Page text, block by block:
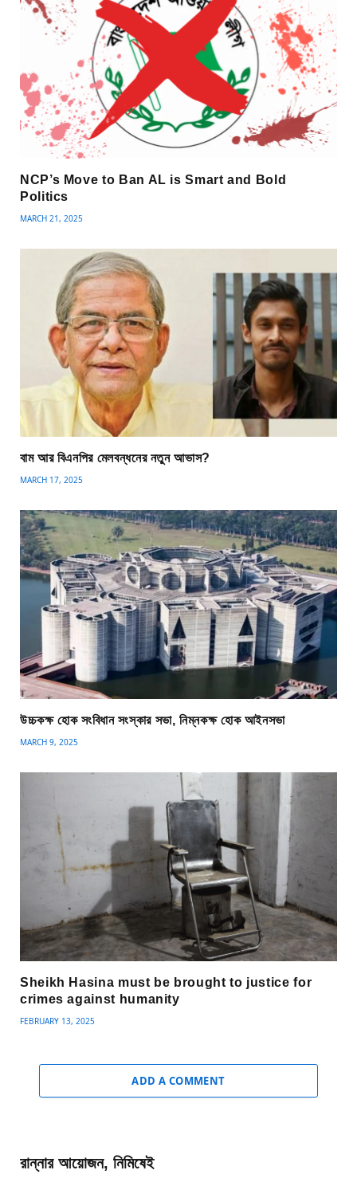
NCP’s Move to Ban AL is Smart and Bold
Politics
MARCH 21, 2025
বাম আর বিএনপির মেলবন্ধনের নতুন আভাস?
MARCH 17, 2025
উচ্চকক্ষ হোক সংবিধান সংস্কার সভা, নিম্নকক্ষ হোক আইনসভা
MARCH 9, 2025
Sheikh Hasina must be brought to justice for
crimes against humanity
FEBRUARY 13, 2025
ADD A COMMENT
রান্নার আয়োজন, নিমিষেই